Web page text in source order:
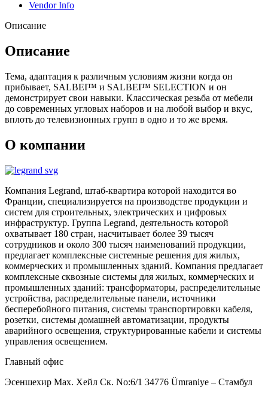
Vendor Info
Описание
Описание
Тема, адаптация к различным условиям жизни когда он
прибывает, SALBEI™ и SALBEI™ SELECTION и он
демонстрирует свои навыки. Классическая резьба от мебели
до современных угловых наборов и на любой выбор и вкус,
вплоть до телевизионных групп в одно и то же время.
О компании
Компания Legrand, штаб-квартира которой находится во
Франции, специализируется на производстве продукции и
систем для строительных, электрических и цифровых
инфраструктур. Группа Legrand, деятельность которой
охватывает 180 стран, насчитывает более 39 тысяч
сотрудников и около 300 тысяч наименований продукции,
предлагает комплексные системные решения для жилых,
коммерческих и промышленных зданий. Компания предлагает
комплексные сквозные системы для жилых, коммерческих и
промышленных зданий: трансформаторы, распределительные
устройства, распределительные панели, источники
бесперебойного питания, системы транспортировки кабеля,
розетки, системы домашней автоматизации, продукты
аварийного освещения, структурированные кабели и системы
управления освещением.
Главный офис
Эсеншехир Мах. Хейл Ск. No:6/1 34776 Ümraniye – Стамбул